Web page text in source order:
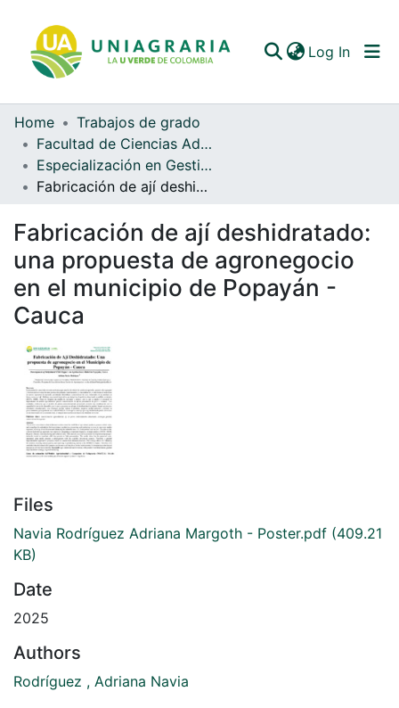
Log In
Communities & Collections
All of DSpace
Home
Trabajos de grado
Facultad de Ciencias Administrativas y Contables
Especialización en Gestión de Agronegocios (EGA)
Fabricación de ají deshidratado: una propuesta de agronegocio en el municipio de Popayán - Cauca
Fabricación de ají deshidratado:
una propuesta de agronegocio
en el municipio de Popayán -
Cauca
Files
Navia Rodríguez Adriana Margoth - Poster.pdf (409.21
KB)
Date
2025
Authors
Rodríguez , Adriana Navia